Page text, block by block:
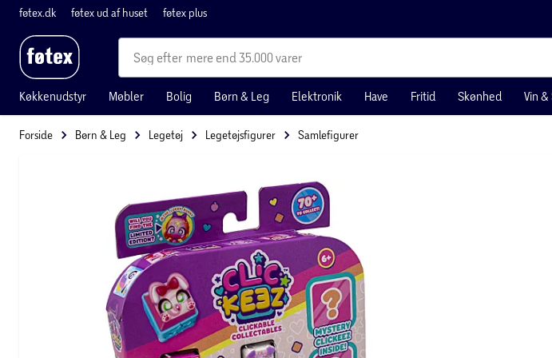
føtex.dk føtex ud af huset føtex plus
mere end 35.000 varer
Køkkenudstyr Møbler Bolig Børn & Leg Elektronik Have Fritid Skønhed Vin
Forside Børn & Leg Legetøj Legetøjsfigurer Samlefigurer